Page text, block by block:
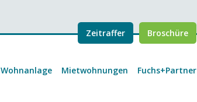
Wohnanlage Mietwohnungen Fuchs+Partner
Zeitraffer Broschüre